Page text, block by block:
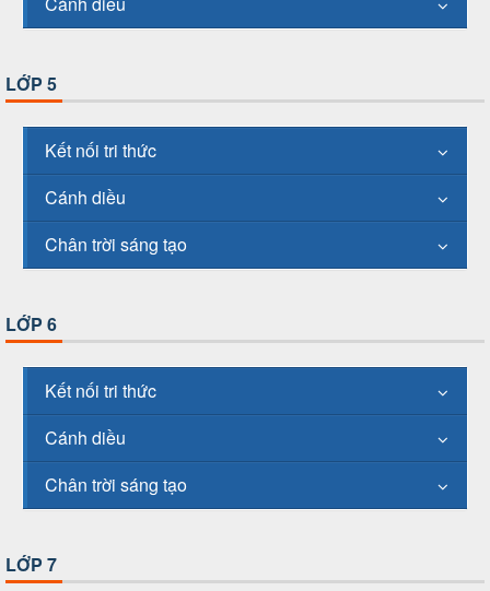
LỚP 5
Kết nối tri thức
Cánh diều
Chân trời sáng tạo
LỚP 6
Kết nối tri thức
Cánh diều
Chân trời sáng tạo
LỚP 7